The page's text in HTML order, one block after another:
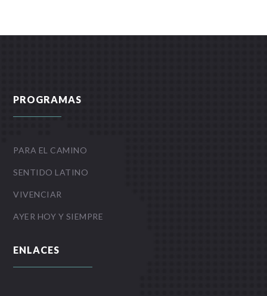
PROGRAMAS
PARA EL CAMINO
SENTIDO LATINO
VIVENCIAR
AYER HOY Y SIEMPRE
ENLACES